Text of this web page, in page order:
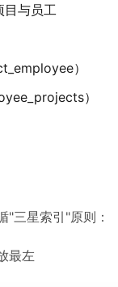
与员工
）
）
"三星索引"原则：
最左